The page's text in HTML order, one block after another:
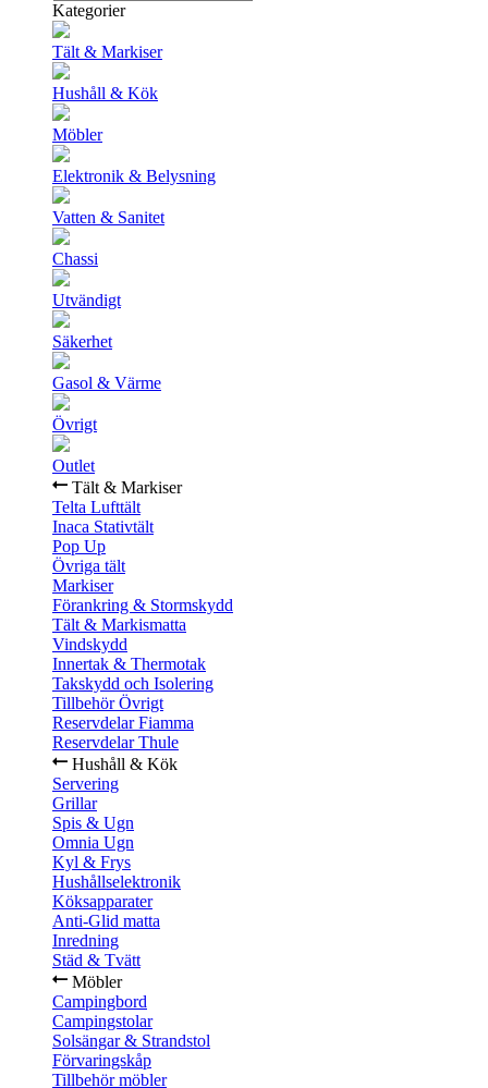
Kategorier
Tält & Markiser
Hushåll & Kök
Möbler
Elektronik & Belysning
Vatten & Sanitet
Chassi
Utvändigt
Säkerhet
Gasol & Värme
Övrigt
Outlet
Tält & Markiser
Telta Lufttält
Inaca Stativtält
Pop Up
Övriga tält
Markiser
Förankring & Stormskydd
Tält & Markismatta
Vindskydd
Innertak & Thermotak
Takskydd och Isolering
Tillbehör Övrigt
Reservdelar Fiamma
Reservdelar Thule
Hushåll & Kök
Servering
Grillar
Spis & Ugn
Omnia Ugn
Kyl & Frys
Hushållselektronik
Köksapparater
Anti-Glid matta
Inredning
Städ & Tvätt
Möbler
Campingbord
Campingstolar
Solsängar & Strandstol
Förvaringskåp
Tillbehör möbler